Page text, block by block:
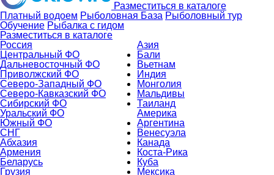
Разместиться в каталоге
Платный водоем Рыболовная База Рыболовный тур
Обучение Рыбалка с гидом
Разместиться в каталоге
Россия
Центральный ФО
Дальневосточный ФО
Приволжский ФО
Северо-Западный ФО
Северо-Кавказский ФО
Сибирский ФО
Уральский ФО
Южный ФО
СНГ
Абхазия
Армения
Беларусь
Грузия
Азия
Бали
Вьетнам
Индия
Монголия
Мальдивы
Таиланд
Америка
Аргентина
Венесуэла
Канада
Коста-Рика
Куба
Мексика